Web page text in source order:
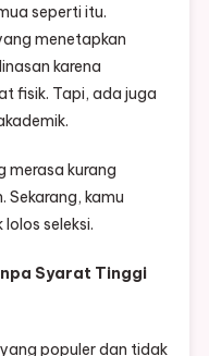
seperti itu.
menetapkan
karena
fisik. Tapi, ada juga
merasa kurang
kamu
seleksi.
Syarat Tinggi
populer dan tidak